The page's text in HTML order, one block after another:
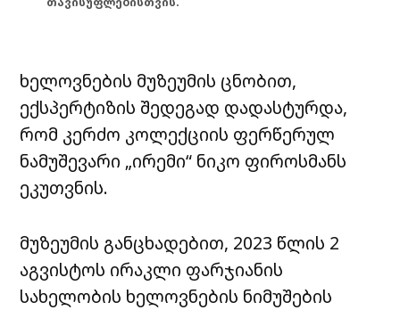
ხელოვნების მუზეუმის ცნობით,
ექსპერტიზის შედეგად დადასტურდა,
რომ კერძო კოლექციის ფერწერულ
ნამუშევარი „ირემი“ ნიკო ფიროსმანს
ეკუთვნის.
მუზეუმის განცხადებით, 2023 წლის 2
აგვისტოს ირაკლი ფარჯიანის
სახელობის ხელოვნების ნიმუშების